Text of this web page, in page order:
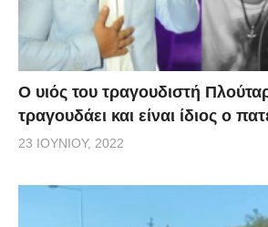
O υιός του τραγουδιστή
τραγουδάει και είναι ίδιος ο
23 ΙΟΥΝΊΟΥ, 2022